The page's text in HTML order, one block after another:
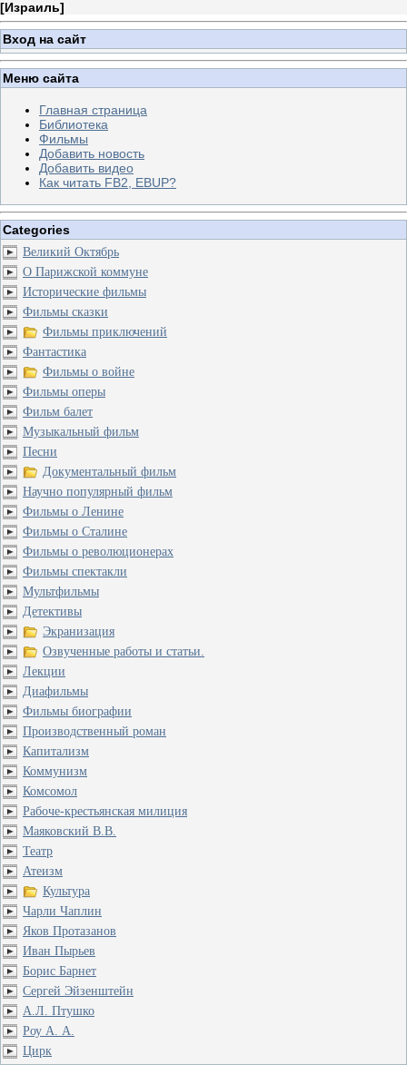
[Израиль]
Вход на сайт
Меню сайта
Главная страница
Библиотека
Фильмы
Добавить новость
Добавить видео
Как читать FB2, EBUP?
Categories
Великий Октябрь
О Парижской коммуне
Исторические фильмы
Фильмы сказки
Фильмы приключений
Фантастика
Фильмы о войне
Фильмы оперы
Фильм балет
Музыкальный фильм
Песни
Документальный фильм
Научно популярный фильм
Фильмы о Ленине
Фильмы о Сталине
Фильмы о революционерах
Фильмы спектакли
Мультфильмы
Детективы
Экранизация
Озвученные работы и статьи.
Лекции
Диафильмы
Фильмы биографии
Производственный роман
Капитализм
Коммунизм
Комсомол
Рабоче-крестьянская милиция
Маяковский В.В.
Театр
Атеизм
Культура
Чарли Чаплин
Яков Протазанов
Иван Пырьев
Борис Барнет
Сергей Эйзенштейн
А.Л. Птушко
Роу А. А.
Цирк